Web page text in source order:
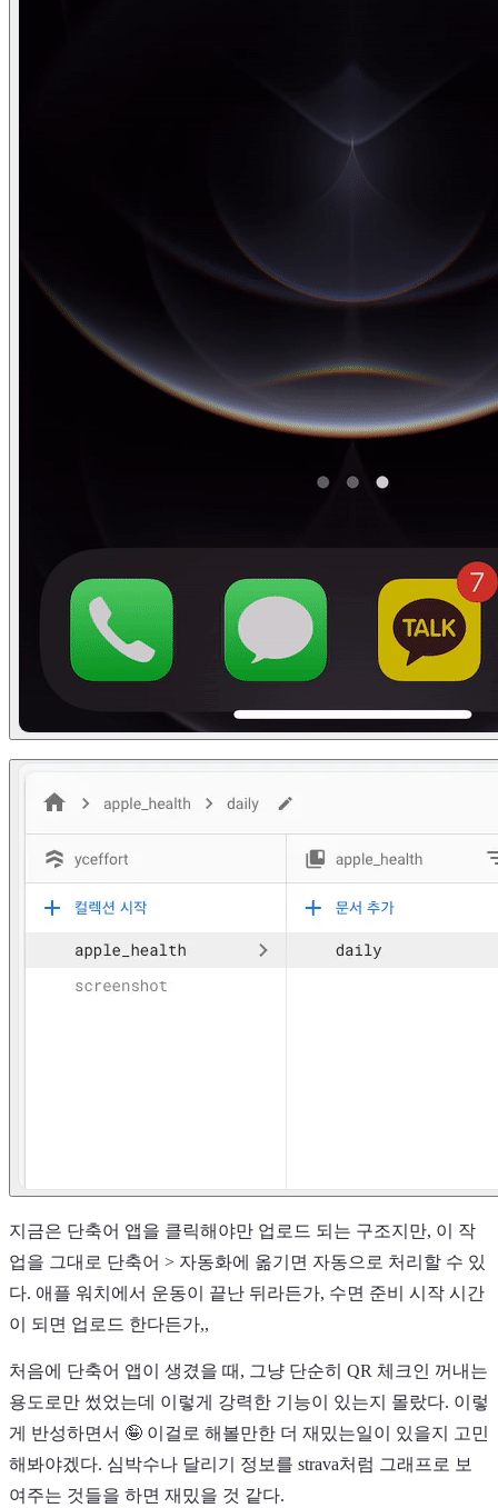
지금은 단축어 앱을 클릭해야만 업로드 되는 구조지만, 이 작
업을 그대로 단축어 > 자동화에 옮기면 자동으로 처리할 수 있
다. 애플 워치에서 운동이 끝난 뒤라든가, 수면 준비 시작 시간
이 되면 업로드 한다든가,,
처음에 단축어 앱이 생겼을 때, 그냥 단순히 QR 체크인 꺼내는
용도로만 썼었는데 이렇게 강력한 기능이 있는지 몰랐다. 이렇
게 반성하면서 🤪 이걸로 해볼만한 더 재밌는일이 있을지 고민
해봐야겠다. 심박수나 달리기 정보를 strava처럼 그래프로 보
여주는 것들을 하면 재밌을 것 같다.